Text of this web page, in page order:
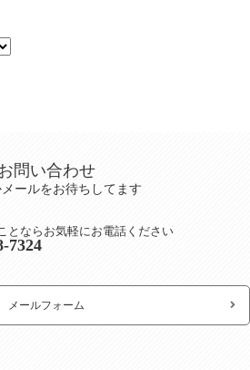
問い合わせ
ールをお待ちしてます
とならお気軽にお電話ください
7324
メールフォーム